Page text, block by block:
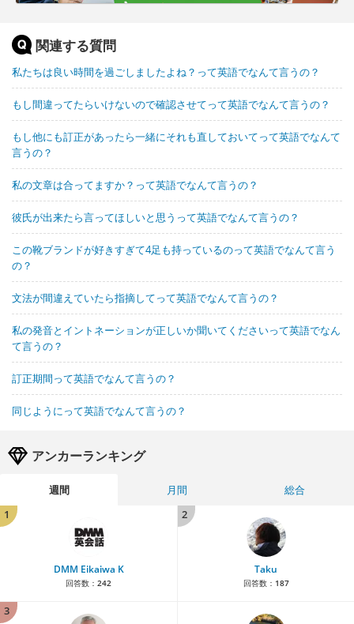
関連する質問
私たちは良い時間を過ごしましたよね？って英語でなんて言うの？
もし間違ってたらいけないので確認させてって英語でなんて言うの？
もし他にも訂正があったら一緒にそれも直しておいてって英語でなんて
言うの？
私の文章は合ってますか？って英語でなんて言うの？
彼氏が出来たら言ってほしいと思うって英語でなんて言うの？
この靴ブランドが好きすぎて4足も持っているのって英語でなんて言う
の？
文法が間違えていたら指摘してって英語でなんて言うの？
私の発音とイントネーションが正しいか聞いてくださいって英語でなん
て言うの？
訂正期間って英語でなんて言うの？
同じようにって英語でなんて言うの？
アンカーランキング
週間 月間
総合
1
DMM Eikaiwa K
回答数： 242
2
Taku
回答数： 187
3